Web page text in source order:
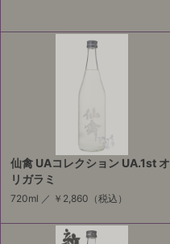
仙禽 UAコレクション UA.1st オ
リガラミ
720ml ／ ￥2,860 （税込）